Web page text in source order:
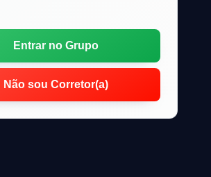
Entrar no Grupo
Não sou Corretor(a)